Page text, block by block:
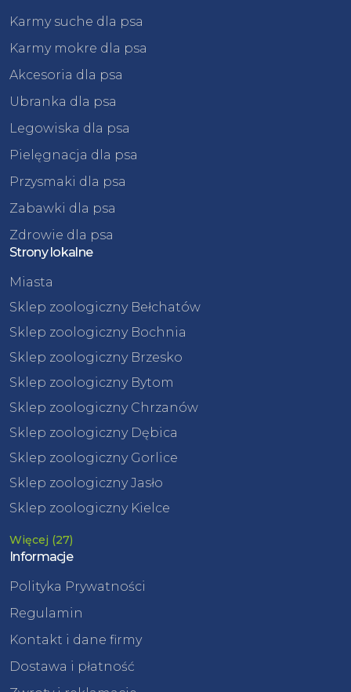
Karmy suche dla psa
Karmy mokre dla psa
Akcesoria dla psa
Ubranka dla psa
Legowiska dla psa
Pielęgnacja dla psa
Przysmaki dla psa
Zabawki dla psa
Zdrowie dla psa
Strony lokalne
Miasta
Sklep zoologiczny Bełchatów
Sklep zoologiczny Bochnia
Sklep zoologiczny Brzesko
Sklep zoologiczny Bytom
Sklep zoologiczny Chrzanów
Sklep zoologiczny Dębica
Sklep zoologiczny Gorlice
Sklep zoologiczny Jasło
Sklep zoologiczny Kielce
Więcej (27)
Informacje
Polityka Prywatności
Regulamin
Kontakt i dane firmy
Dostawa i płatność